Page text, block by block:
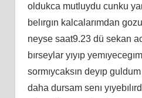
oldukca mutluydu cunku
belırgın kalcalarımdan
neyse saat9.23 dü sekan
bırseylar yıyıp
sormıycaksın deyıp
daha dursam senı